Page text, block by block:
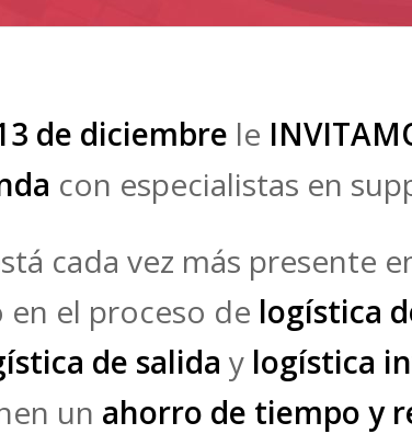
de diciembre le
con especialistas en
cada vez más presente
en el proceso de logística
de salida y logística
un ahorro de tiempo y